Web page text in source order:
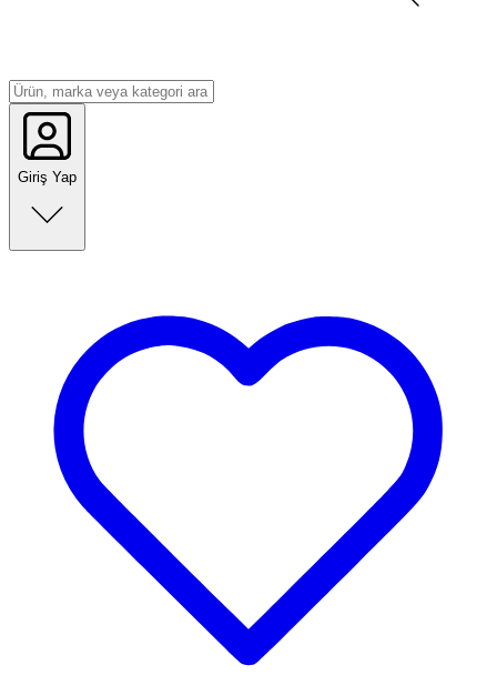
Giriş Yap